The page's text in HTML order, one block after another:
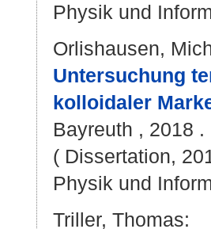
Physik und
Orlishausen,
Untersuchung
kolloidaler
Bayreuth , 2018
( Dissertation,
Physik und
Triller, Thomas: